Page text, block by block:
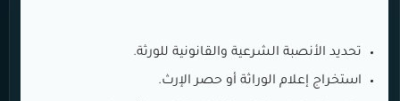
تحديد الأنصبة الشرعية والقانونية للورثة.
استخراج إعلام الوراثة أو حصر الإرث.